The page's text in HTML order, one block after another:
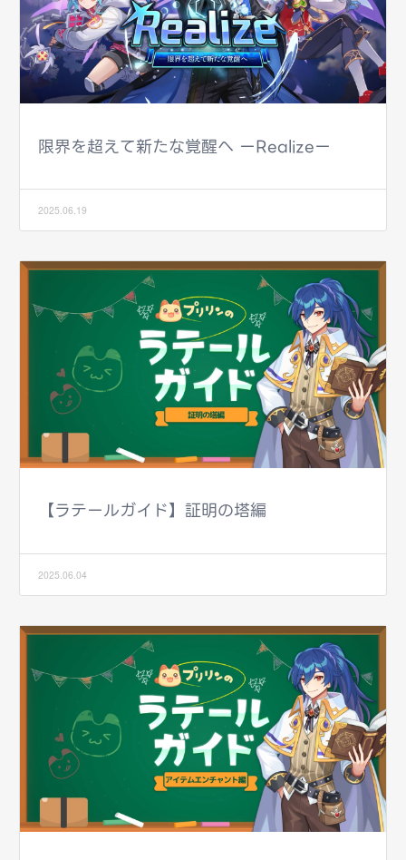
限界を超えて新たな覚醒へ ーRealizeー
2025.06.19
【ラテールガイド】証明の塔編
2025.06.04